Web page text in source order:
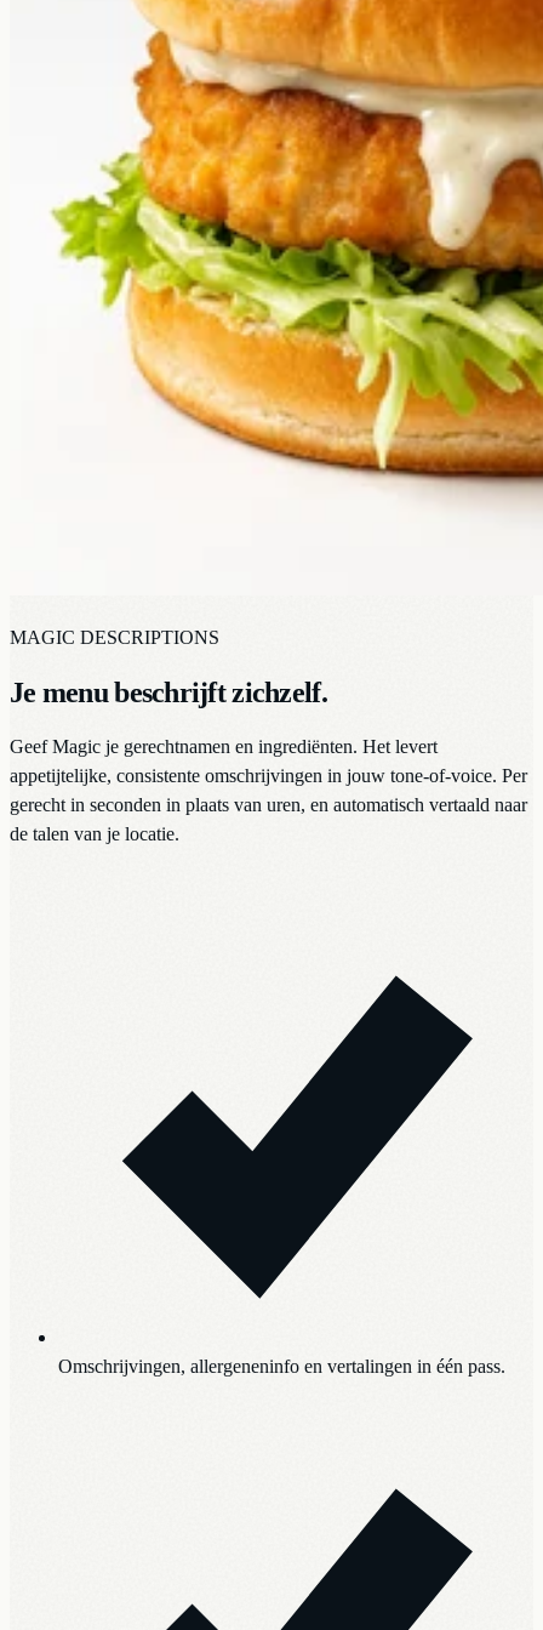
MAGIC DESCRIPTIONS
Je menu beschrijft zichzelf.
Geef Magic je gerechtnamen en ingrediënten. Het levert
appetijtelijke, consistente omschrijvingen in jouw tone-of-voice. Per
gerecht in seconden in plaats van uren, en automatisch vertaald naar
de talen van je locatie.
Omschrijvingen, allergeneninfo en vertalingen in één pass.